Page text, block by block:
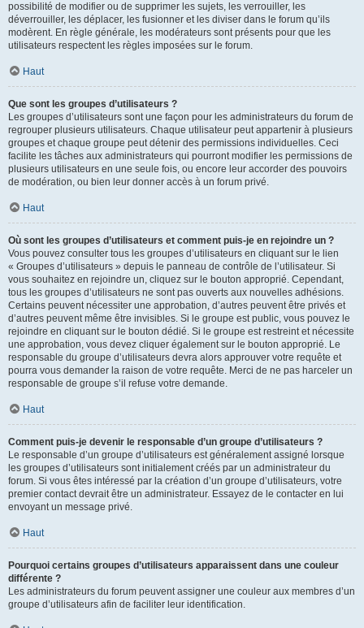
possibilité de modifier ou de supprimer les sujets, les verrouiller, les
déverrouiller, les déplacer, les fusionner et les diviser dans le forum qu’ils
modèrent. En règle générale, les modérateurs sont présents pour que les
utilisateurs respectent les règles imposées sur le forum.
Haut
Que sont les groupes d’utilisateurs ?
Les groupes d’utilisateurs sont une façon pour les administrateurs du forum de
regrouper plusieurs utilisateurs. Chaque utilisateur peut appartenir à plusieurs
groupes et chaque groupe peut détenir des permissions individuelles. Ceci
facilite les tâches aux administrateurs qui pourront modifier les permissions de
plusieurs utilisateurs en une seule fois, ou encore leur accorder des pouvoirs
de modération, ou bien leur donner accès à un forum privé.
Haut
Où sont les groupes d’utilisateurs et comment puis-je en rejoindre un ?
Vous pouvez consulter tous les groupes d’utilisateurs en cliquant sur le lien
« Groupes d’utilisateurs » depuis le panneau de contrôle de l’utilisateur. Si
vous souhaitez en rejoindre un, cliquez sur le bouton approprié. Cependant,
tous les groupes d’utilisateurs ne sont pas ouverts aux nouvelles adhésions.
Certains peuvent nécessiter une approbation, d’autres peuvent être privés et
d’autres peuvent même être invisibles. Si le groupe est public, vous pouvez le
rejoindre en cliquant sur le bouton dédié. Si le groupe est restreint et nécessite
une approbation, vous devez cliquer également sur le bouton approprié. Le
responsable du groupe d’utilisateurs devra alors approuver votre requête et
pourra vous demander la raison de votre requête. Merci de ne pas harceler un
responsable de groupe s’il refuse votre demande.
Haut
Comment puis-je devenir le responsable d’un groupe d’utilisateurs ?
Le responsable d’un groupe d’utilisateurs est généralement assigné lorsque
les groupes d’utilisateurs sont initialement créés par un administrateur du
forum. Si vous êtes intéressé par la création d’un groupe d’utilisateurs, votre
premier contact devrait être un administrateur. Essayez de le contacter en lui
envoyant un message privé.
Haut
Pourquoi certains groupes d’utilisateurs apparaissent dans une couleur
différente ?
Les administrateurs du forum peuvent assigner une couleur aux membres d’un
groupe d’utilisateurs afin de faciliter leur identification.